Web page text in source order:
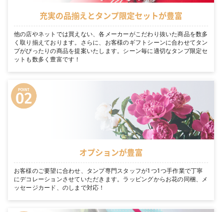
充実の品揃えとタンプ限定セットが豊富
他の店やネットでは買えない、各メーカーがこだわり抜いた商品を数多
く取り揃えております。さらに、お客様のギフトシーンに合わせてタン
プがぴったりの商品を提案いたします。シーン毎に適切なタンプ限定セ
ットも数多く豊富です！
オプションが豊富
お客様のご要望に合わせ、タンプ専門スタッフが1つ1つ手作業で丁寧
にデコレーションさせていただきます。ラッピングからお花の同梱、メ
ッセージカード、のしまで対応！